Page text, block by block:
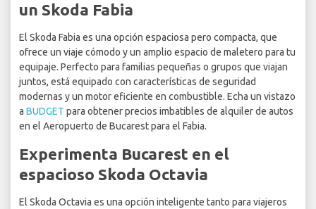
un Skoda Fabia
El Skoda Fabia es una opción espaciosa pero compacta, que
ofrece un viaje cómodo y un amplio espacio de maletero para tu
equipaje. Perfecto para familias pequeñas o grupos que viajan
juntos, está equipado con características de seguridad
modernas y un motor eficiente en combustible. Echa un vistazo
a BUDGET para obtener precios imbatibles de alquiler de autos
en el Aeropuerto de Bucarest para el Fabia.
Experimenta Bucarest en el
espacioso Skoda Octavia
El Skoda Octavia es una opción inteligente tanto para viajeros